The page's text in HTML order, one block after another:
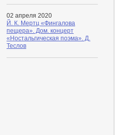
02 апреля 2020
Й. К. Мертц «Фингалова
пещера». Дом. концерт
«Ностальгическая поэма». Д.
Теслов
модератору